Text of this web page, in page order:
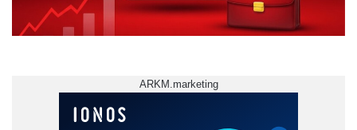
ARKM.marketing